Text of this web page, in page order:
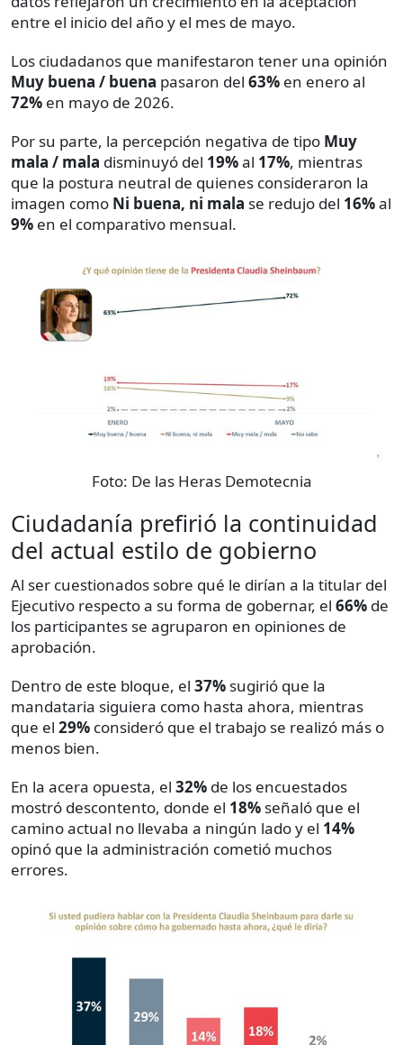
entre el inicio del año y el mes de mayo.
Los ciudadanos que manifestaron tener una opinión
Muy buena / buena pasaron del 63% en enero al
72% en mayo de 2026.
Por su parte, la percepción negativa de tipo Muy
mala / mala disminuyó del 19%al 17%, mientras
que la postura neutral de quienes consideraron la
imagen como Ni buena, ni mala se redujo del 16%al
9% en el comparativo mensual.
Foto: De las Heras Demotecnia
Ciudadanía prefirió la continuidad
del actual estilo de gobierno
Al ser cuestionados sobre qué le dirían a la titular del
Ejecutivo respecto a su forma de gobernar, el 66% de
los participantes se agruparon en opiniones de
aprobación.
Dentro de este bloque, el 37% sugirió que la
mandataria siguiera como hasta ahora, mientras
que el 29% consideró que el trabajo se realizó más o
menos bien.
En la acera opuesta, el 32% de los encuestados
mostró descontento, donde el 18% señaló que el
camino actual no llevaba a ningún lado y el 14%
opinó que la administración cometió muchos
errores.